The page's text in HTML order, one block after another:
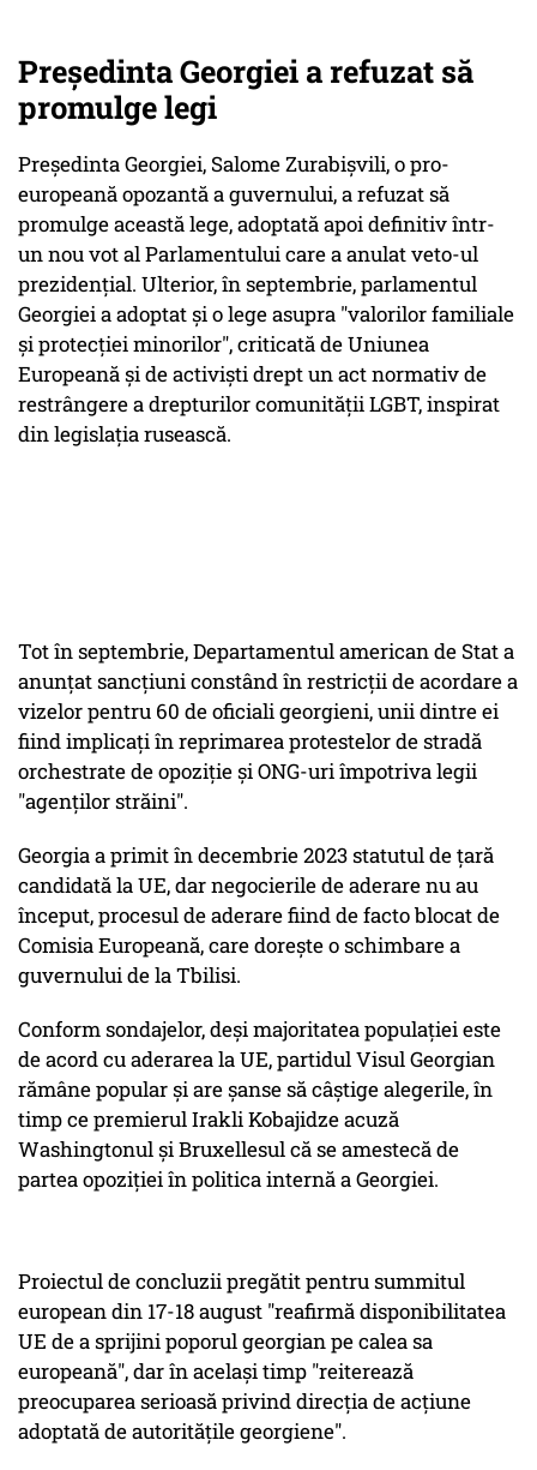
Președinta Georgiei a refuzat să
promulge legi
Preşedinta Georgiei, Salome Zurabişvili, o pro-
europeană opozantă a guvernului, a refuzat să
promulge această lege, adoptată apoi definitiv într-
un nou vot al Parlamentului care a anulat veto-ul
prezidenţial. Ulterior, în septembrie, parlamentul
Georgiei a adoptat şi o lege asupra "valorilor familiale
şi protecţiei minorilor", criticată de Uniunea
Europeană şi de activişti drept un act normativ de
restrângere a drepturilor comunităţii LGBT, inspirat
din legislaţia rusească.
Tot în septembrie, Departamentul american de Stat a
anunţat sancţiuni constând în restricţii de acordare a
vizelor pentru 60 de oficiali georgieni, unii dintre ei
fiind implicaţi în reprimarea protestelor de stradă
orchestrate de opoziţie şi ONG-uri împotriva legii
"agenţilor străini".
Georgia a primit în decembrie 2023 statutul de ţară
candidată la UE, dar negocierile de aderare nu au
început, procesul de aderare fiind de facto blocat de
Comisia Europeană, care doreşte o schimbare a
guvernului de la Tbilisi.
Conform sondajelor, deşi majoritatea populaţiei este
de acord cu aderarea la UE, partidul Visul Georgian
rămâne popular şi are şanse să câştige alegerile, în
timp ce premierul Irakli Kobajidze acuză
Washingtonul şi Bruxellesul că se amestecă de
partea opoziţiei în politica internă a Georgiei.
Proiectul de concluzii pregătit pentru summitul
european din 17-18 august "reafirmă disponibilitatea
UE de a sprijini poporul georgian pe calea sa
europeană", dar în acelaşi timp "reiterează
preocuparea serioasă privind direcţia de acţiune
adoptată de autorităţile georgiene".